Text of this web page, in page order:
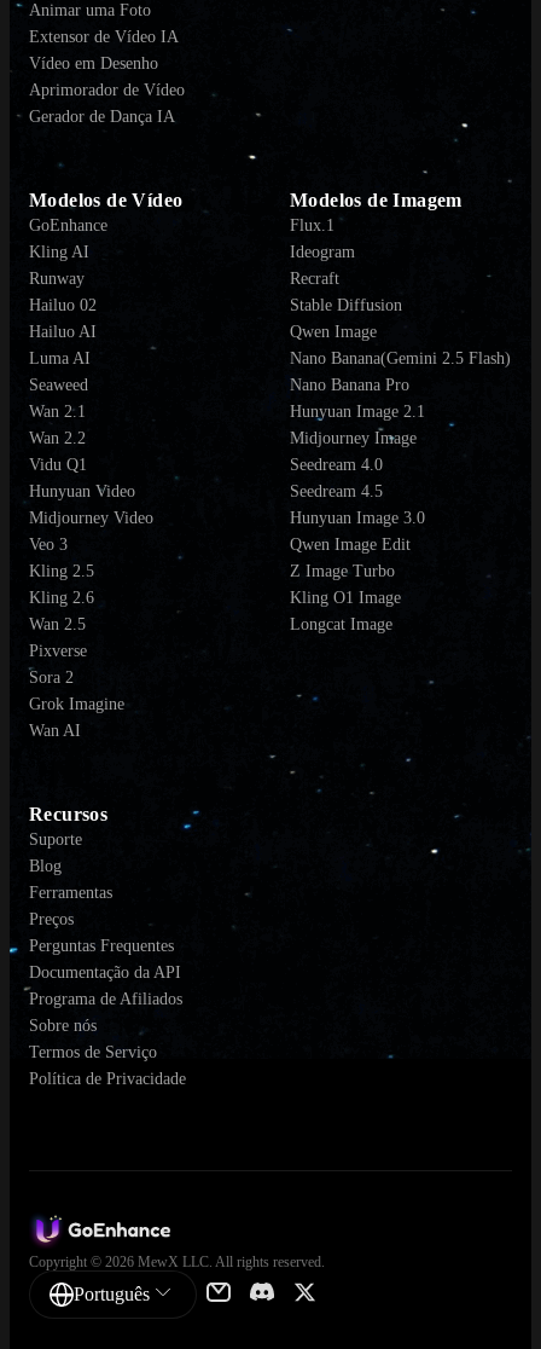
Animar uma Foto
Extensor de Vídeo IA
Vídeo em Desenho
Aprimorador de Vídeo
Gerador de Dança IA
Modelos de Vídeo
GoEnhance
Kling AI
Runway
Hailuo 02
Hailuo AI
Luma AI
Seaweed
Wan 2.1
Wan 2.2
Vidu Q1
Hunyuan Video
Midjourney Video
Veo 3
Kling 2.5
Kling 2.6
Wan 2.5
Pixverse
Sora 2
Grok Imagine
Wan AI
Modelos de Imagem
Flux.1
Ideogram
Recraft
Stable Diffusion
Qwen Image
Nano Banana(Gemini 2.5 Flash)
Nano Banana Pro
Hunyuan Image 2.1
Midjourney Image
Seedream 4.0
Seedream 4.5
Hunyuan Image 3.0
Qwen Image Edit
Z Image Turbo
Kling O1 Image
Longcat Image
Recursos
Suporte
Blog
Ferramentas
Preços
Perguntas Frequentes
Documentação da API
Programa de Afiliados
Sobre nós
Termos de Serviço
Política de Privacidade
Copyright © 2026 MewX LLC. All rights reserved.
Português